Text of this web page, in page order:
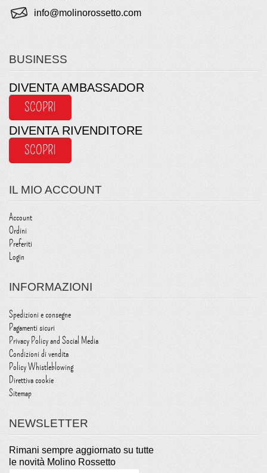
info@molinorossetto.com
BUSINESS
DIVENTA AMBASSADOR
SCOPRI
DIVENTA RIVENDITORE
SCOPRI
IL MIO ACCOUNT
Account
Ordini
Preferiti
Login
INFORMAZIONI
Spedizioni e consegne
Pagamenti sicuri
Privacy Policy and Social Media
Condizioni di vendita
Policy Whistleblowing
Direttiva cookie
Sitemap
NEWSLETTER
Rimani sempre aggiornato su tutte
le novità Molino Rossetto